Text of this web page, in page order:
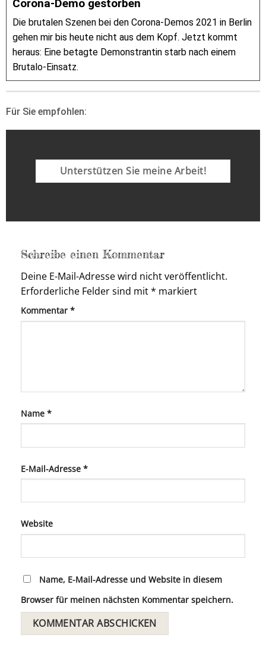
Corona-Demo gestorben
Die brutalen Szenen bei den Corona-Demos 2021 in Berlin
gehen mir bis heute nicht aus dem Kopf. Jetzt kommt
heraus: Eine betagte Demonstrantin starb nach einem
Brutalo-Einsatz.
Für Sie empfohlen:
Unterstützen Sie meine Arbeit!
Schreibe einen Kommentar
Deine E-Mail-Adresse wird nicht veröffentlicht.
Erforderliche Felder sind mit* markiert
Kommentar *
Name *
E-Mail-Adresse *
Website
Name, E-Mail-Adresse und Website in diesem
Browser für meinen nächsten Kommentar speichern.